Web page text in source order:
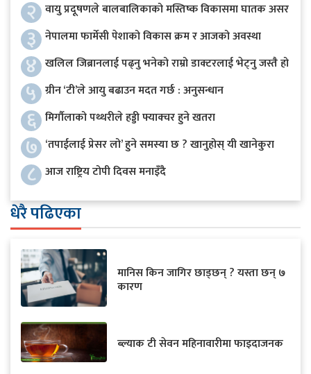
२ वायु प्रदूषणले बालबालिकाको मस्तिष्क विकासमा घातक असर
३ नेपालमा फार्मेसी पेशाको विकास क्रम र आजको अवस्था
४ खलिल जिब्रानलाई पढ्नु भनेको राम्रो डाक्टरलाई भेट्नु जस्तै हो
५ ग्रीन ‘टी’ले आयु बढाउन मदत गर्छ : अनुसन्धान
६ मिर्गौलाको पथ्थरीले हड्डी फ्याक्चर हुने खतरा
७ ‘तपाईलाई प्रेसर लो’ हुने समस्या छ ? खानुहोस् यी खानेकुरा
८ आज राष्ट्रिय टोपी दिवस मनाइँदै
धेरै पढिएका
मानिस किन जागिर छाड्छन् ? यस्ता छन् ७
कारण
ब्ल्याक टी सेवन महिनावारीमा फाइदाजनक